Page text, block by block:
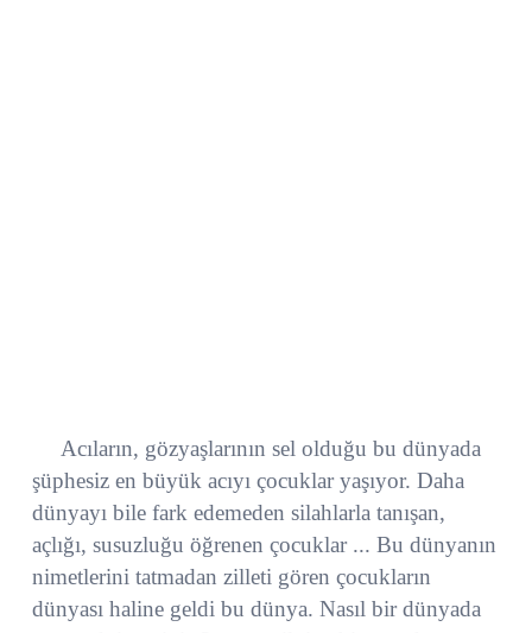
Acıların, gözyaşlarının sel olduğu bu dünyada
şüphesiz en büyük acıyı çocuklar yaşıyor. Daha
dünyayı bile fark edemeden silahlarla tanışan,
açlığı, susuzluğu öğrenen çocuklar ... Bu dünyanın
nimetlerini tatmadan zilleti gören çocukların
dünyası haline geldi bu dünya. Nasıl bir dünyada